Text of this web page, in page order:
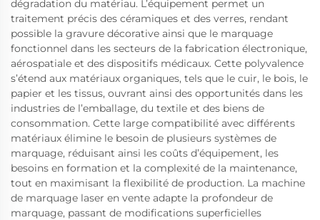
dégradation du matériau. L’équipement permet un
traitement précis des céramiques et des verres, rendant
possible la gravure décorative ainsi que le marquage
fonctionnel dans les secteurs de la fabrication électronique,
aérospatiale et des dispositifs médicaux. Cette polyvalence
s’étend aux matériaux organiques, tels que le cuir, le bois, le
papier et les tissus, ouvrant ainsi des opportunités dans les
industries de l’emballage, du textile et des biens de
consommation. Cette large compatibilité avec différents
matériaux élimine le besoin de plusieurs systèmes de
marquage, réduisant ainsi les coûts d’équipement, les
besoins en formation et la complexité de la maintenance,
tout en maximisant la flexibilité de production. La machine
de marquage laser en vente adapte la profondeur de
marquage, passant de modifications superficielles